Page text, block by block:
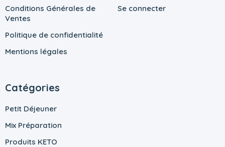
Conditions Générales de
Ventes
Politique de confidentialité
Mentions légales
Se connecter
Catégories
Petit Déjeuner
Mix Préparation
Produits KETO